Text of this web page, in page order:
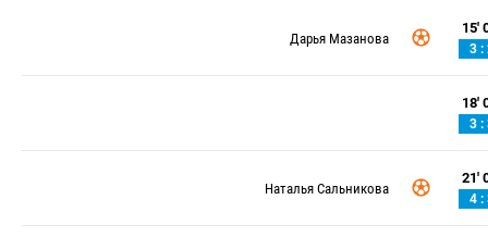
Дарья Мазанова
15'
3 :
18'
3 :
Наталья Сальникова
21'
4 :